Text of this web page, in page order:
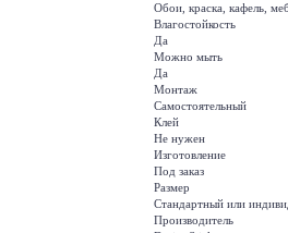
Обои, краска, кафель,
Влагостойкость
Да
Можно мыть
Да
Монтаж
Самостоятельный
Клей
Не нужен
Изготовление
Под заказ
Размер
Стандартный или
Производитель